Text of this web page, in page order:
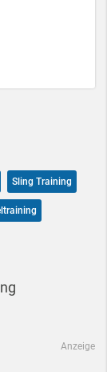
Sling Training
Anzeige